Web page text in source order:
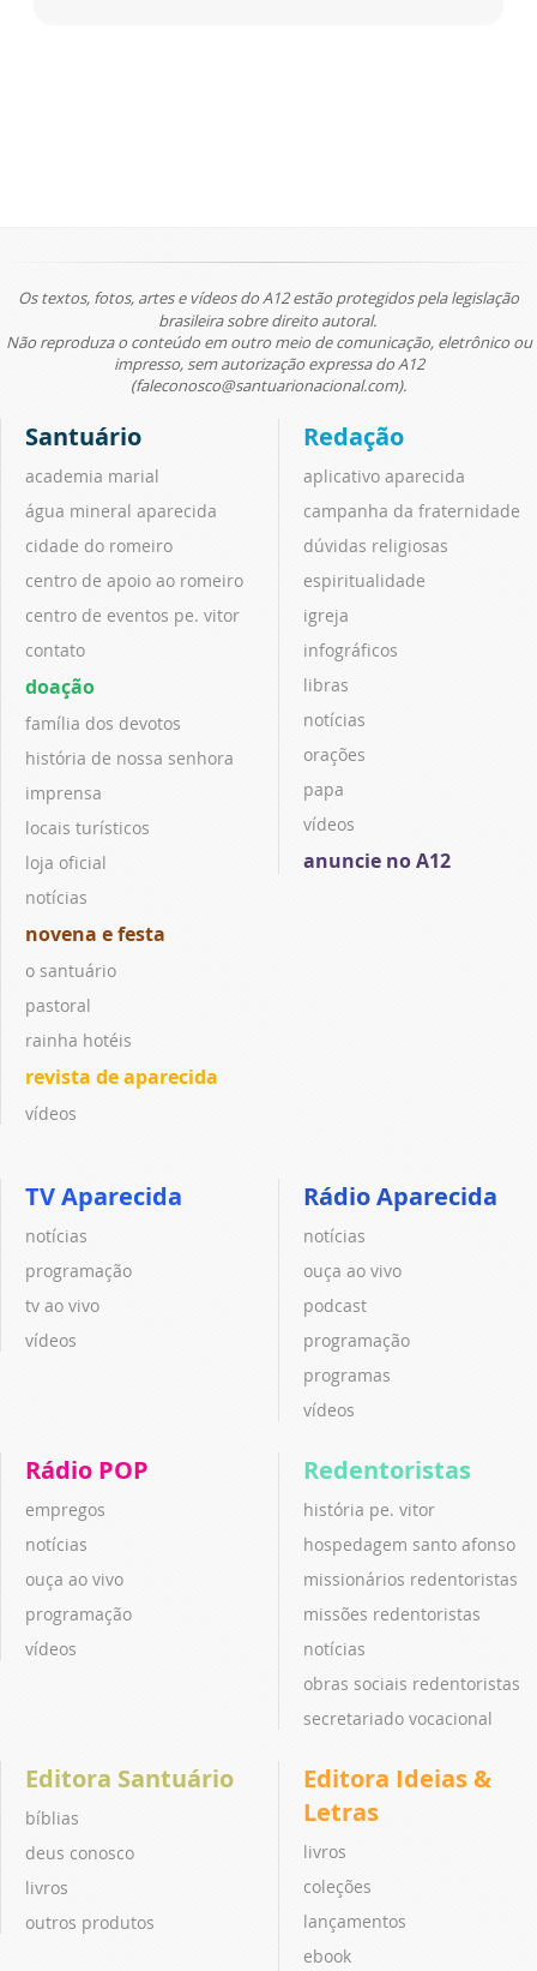
Os textos, fotos, artes e vídeos do A12 estão protegidos pela legislação
brasileira sobre direito autoral.
Não reproduza o conteúdo em outro meio de comunicação, eletrônico ou
impresso, sem autorização expressa do A12
(faleconosco@santuarionacional.com).
Santuário
academia marial
água mineral aparecida
cidade do romeiro
centro de apoio ao romeiro
centro de eventos pe. vitor
contato
doação
família dos devotos
história de nossa senhora
imprensa
locais turísticos
loja oficial
notícias
novena e festa
o santuário
pastoral
rainha hotéis
revista de aparecida
vídeos
Redação
aplicativo aparecida
campanha da fraternidade
dúvidas religiosas
espiritualidade
igreja
infográficos
libras
notícias
orações
papa
vídeos
anuncie no A12
TV Aparecida
notícias
programação
tv ao vivo
vídeos
Rádio Aparecida
notícias
ouça ao vivo
podcast
programação
programas
vídeos
Rádio POP
empregos
notícias
ouça ao vivo
programação
vídeos
Redentoristas
história pe. vitor
hospedagem santo afonso
missionários redentoristas
missões redentoristas
notícias
obras sociais redentoristas
secretariado vocacional
Editora Santuário
bíblias
deus conosco
livros
outros produtos
Editora Ideias &
Letras
livros
coleções
lançamentos
ebook